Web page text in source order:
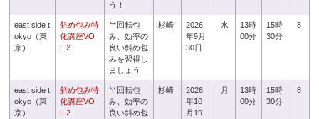
う！
east side t
okyo（東
京）
斜め包み特
化講座VO
L.2
半回転包
み、効率の
良い斜め包
みを習得し
ましょう
杉崎
2026
年9月
30日
水
13時
00分
15時
30分
8
east side t
okyo（東
京）
斜め包み特
化講座VO
L.2
半回転包
み、効率の
良い斜め包
杉崎
2026
年10
月19
月
13時
00分
15時
30分
8